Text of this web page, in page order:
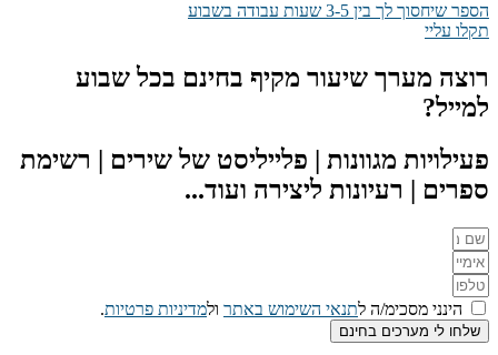
הספר שיחסוך לך בין 3-5 שעות עבודה בשבוע
תקלו עליי
רוצה מערך שיעור מקיף בחינם בכל שבוע
למייל?
פעילויות מגוונות | פלייליסט של שירים | רשימת
ספרים | רעיונות ליצירה ועוד...
הינני מסכימ/ה לתנאי השימוש באתר ולמדיניות פרטיות.
שלחו לי מערכים בחינם